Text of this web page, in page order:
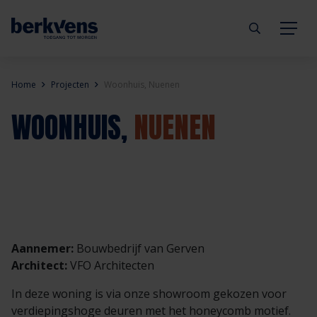
Deuren
Eengezinswoning
Prefab woning
Aannemer
Handelspartner
Inbraakwerend
Rookwerend
mijndeur.nl
Verkooppunten
Blog
GND Garantiedeuren
Home Projecten Woonhuis, Nuenen
WOONHUIS, NUENEN
Aannemer: Bouwbedrijf van Gerven
Architect: VFO Architecten
In deze woning is via onze showroom gekozen voor
verdiepingshoge deuren met het honeycomb motief.